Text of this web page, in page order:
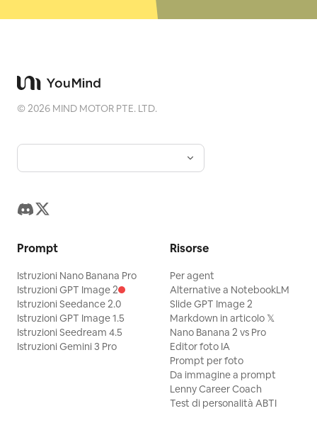
©2026 MIND MOTOR PTE. LTD.
Prompt
Istruzioni Nano Banana Pro
Istruzioni GPT Image 2
Istruzioni Seedance 2.0
Istruzioni GPT Image 1.5
Istruzioni Seedream 4.5
Istruzioni Gemini 3 Pro
Risorse
Per agent
Alternative a NotebookLM
Slide GPT Image 2
Markdown in articolo 𝕏
Nano Banana 2 vs Pro
Editor foto IA
Prompt per foto
Da immagine a prompt
Lenny Career Coach
Test di personalità ABTI